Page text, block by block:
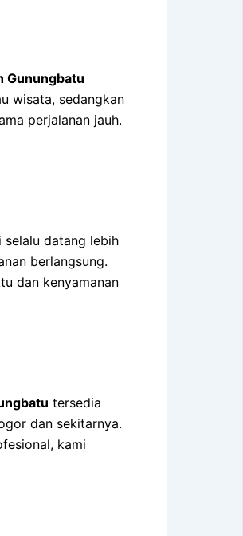
Gunungbatu
wisata, sedangkan
perjalanan jauh.
selalu datang lebih
berlangsung.
dan kenyamanan
tersedia
dan sekitarnya.
kami